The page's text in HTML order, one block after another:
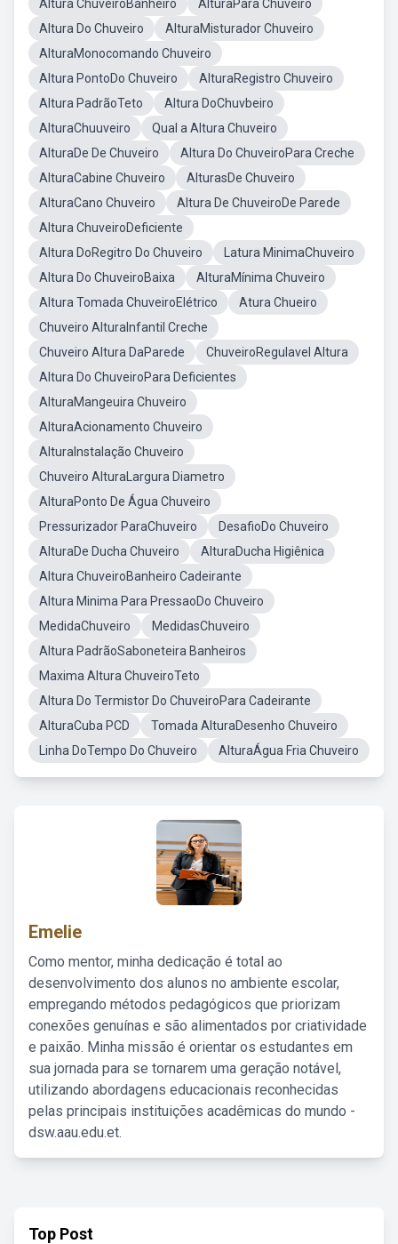
Altura ChuveiroBanheiro
AlturaPara Chuveiro
Altura Do Chuveiro
AlturaMisturador Chuveiro
AlturaMonocomando Chuveiro
Altura PontoDo Chuveiro
AlturaRegistro Chuveiro
Altura PadrãoTeto
Altura DoChuvbeiro
AlturaChuuveiro
Qual a Altura Chuveiro
AlturaDe De Chuveiro
Altura Do ChuveiroPara Creche
AlturaCabine Chuveiro
AlturasDe Chuveiro
AlturaCano Chuveiro
Altura De ChuveiroDe Parede
Altura ChuveiroDeficiente
Altura DoRegitro Do Chuveiro
Latura MinimaChuveiro
Altura Do ChuveiroBaixa
AlturaMínima Chuveiro
Altura Tomada ChuveiroElétrico
Atura Chueiro
Chuveiro AlturaInfantil Creche
Chuveiro Altura DaParede
ChuveiroRegulavel Altura
Altura Do ChuveiroPara Deficientes
AlturaMangeuira Chuveiro
AlturaAcionamento Chuveiro
AlturaInstalação Chuveiro
Chuveiro AlturaLargura Diametro
AlturaPonto De Água Chuveiro
Pressurizador ParaChuveiro
DesafioDo Chuveiro
AlturaDe Ducha Chuveiro
AlturaDucha Higiênica
Altura ChuveiroBanheiro Cadeirante
Altura Minima Para PressaoDo Chuveiro
MedidaChuveiro
MedidasChuveiro
Altura PadrãoSaboneteira Banheiros
Maxima Altura ChuveiroTeto
Altura Do Termistor Do ChuveiroPara Cadeirante
AlturaCuba PCD
Tomada AlturaDesenho Chuveiro
Linha DoTempo Do Chuveiro
AlturaÁgua Fria Chuveiro
Emelie
Como mentor, minha dedicação é total ao
desenvolvimento dos alunos no ambiente escolar,
empregando métodos pedagógicos que priorizam
conexões genuínas e são alimentados por criatividade
e paixão. Minha missão é orientar os estudantes em
sua jornada para se tornarem uma geração notável,
utilizando abordagens educacionais reconhecidas
pelas principais instituições acadêmicas do mundo -
dsw.aau.edu.et.
Top Post